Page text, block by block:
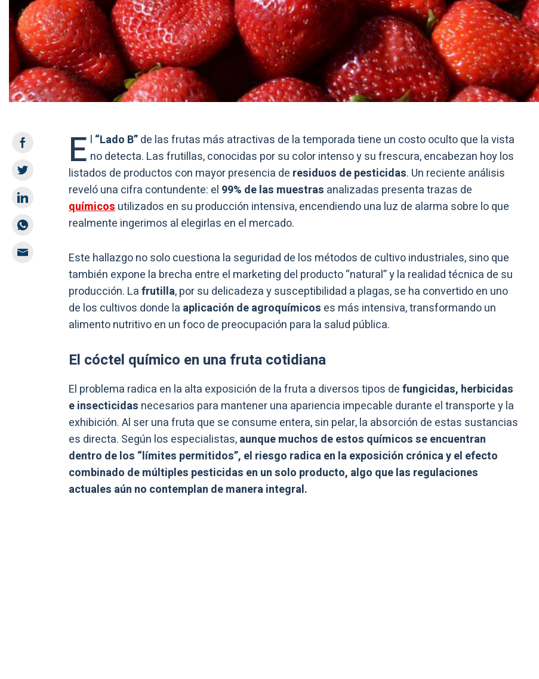
E l “Lado B”de las frutas más atractivas de la temporada tiene un costo oculto que la vista
no detecta. Las frutillas, conocidas por su color intenso y su frescura, encabezan hoy los
listados de productos con mayor presencia de residuos de pesticidas. Un reciente análisis
reveló una cifra contundente: el 99% de las muestras analizadas presenta trazas de
químicosutilizados en su producción intensiva, encendiendo una luz de alarma sobre lo que
realmente ingerimos al elegirlas en el mercado.
Este hallazgo no solo cuestiona la seguridad de los métodos de cultivo industriales, sino que
también expone la brecha entre el marketing del producto “natural” y la realidad técnica de su
producción. Lafrutilla, por su delicadeza y susceptibilidad a plagas, se ha convertido en uno
de los cultivos donde la aplicación de agroquímicos es más intensiva, transformando un
alimento nutritivo en un foco de preocupación para la salud pública.
El cóctel químico en una fruta cotidiana
El problema radica en la alta exposición de la fruta a diversos tipos defungicidas, herbicidas
e insecticidas necesarios para mantener una apariencia impecable durante el transporte y la
exhibición. Al ser una fruta que se consume entera, sin pelar, la absorción de estas sustancias
es directa. Según los especialistas,aunque muchos de estos químicos se encuentran
dentro de los “límites permitidos”, el riesgo radica en la exposición crónica y el efecto
combinado de múltiples pesticidas en un solo producto, algo que las regulaciones
actuales aún no contemplan de manera integral.